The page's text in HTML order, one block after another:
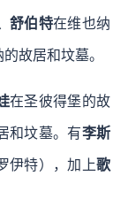
舒伯特在维也纳
故居和坟墓。
在圣彼得堡的故
和坟墓。有李斯
伊特），加上歌